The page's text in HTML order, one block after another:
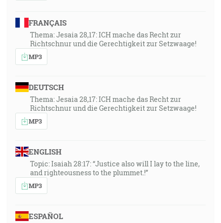
FRANÇAIS
Thema: Jesaia 28,17: ICH mache das Recht zur
Richtschnur und die Gerechtigkeit zur Setzwaage!
MP3
DEUTSCH
Thema: Jesaia 28,17: ICH mache das Recht zur
Richtschnur und die Gerechtigkeit zur Setzwaage!
MP3
ENGLISH
Topic: Isaiah 28:17: “Justice also will I lay to the line,
and righteousness to the plummet.!”
MP3
ESPAÑOL